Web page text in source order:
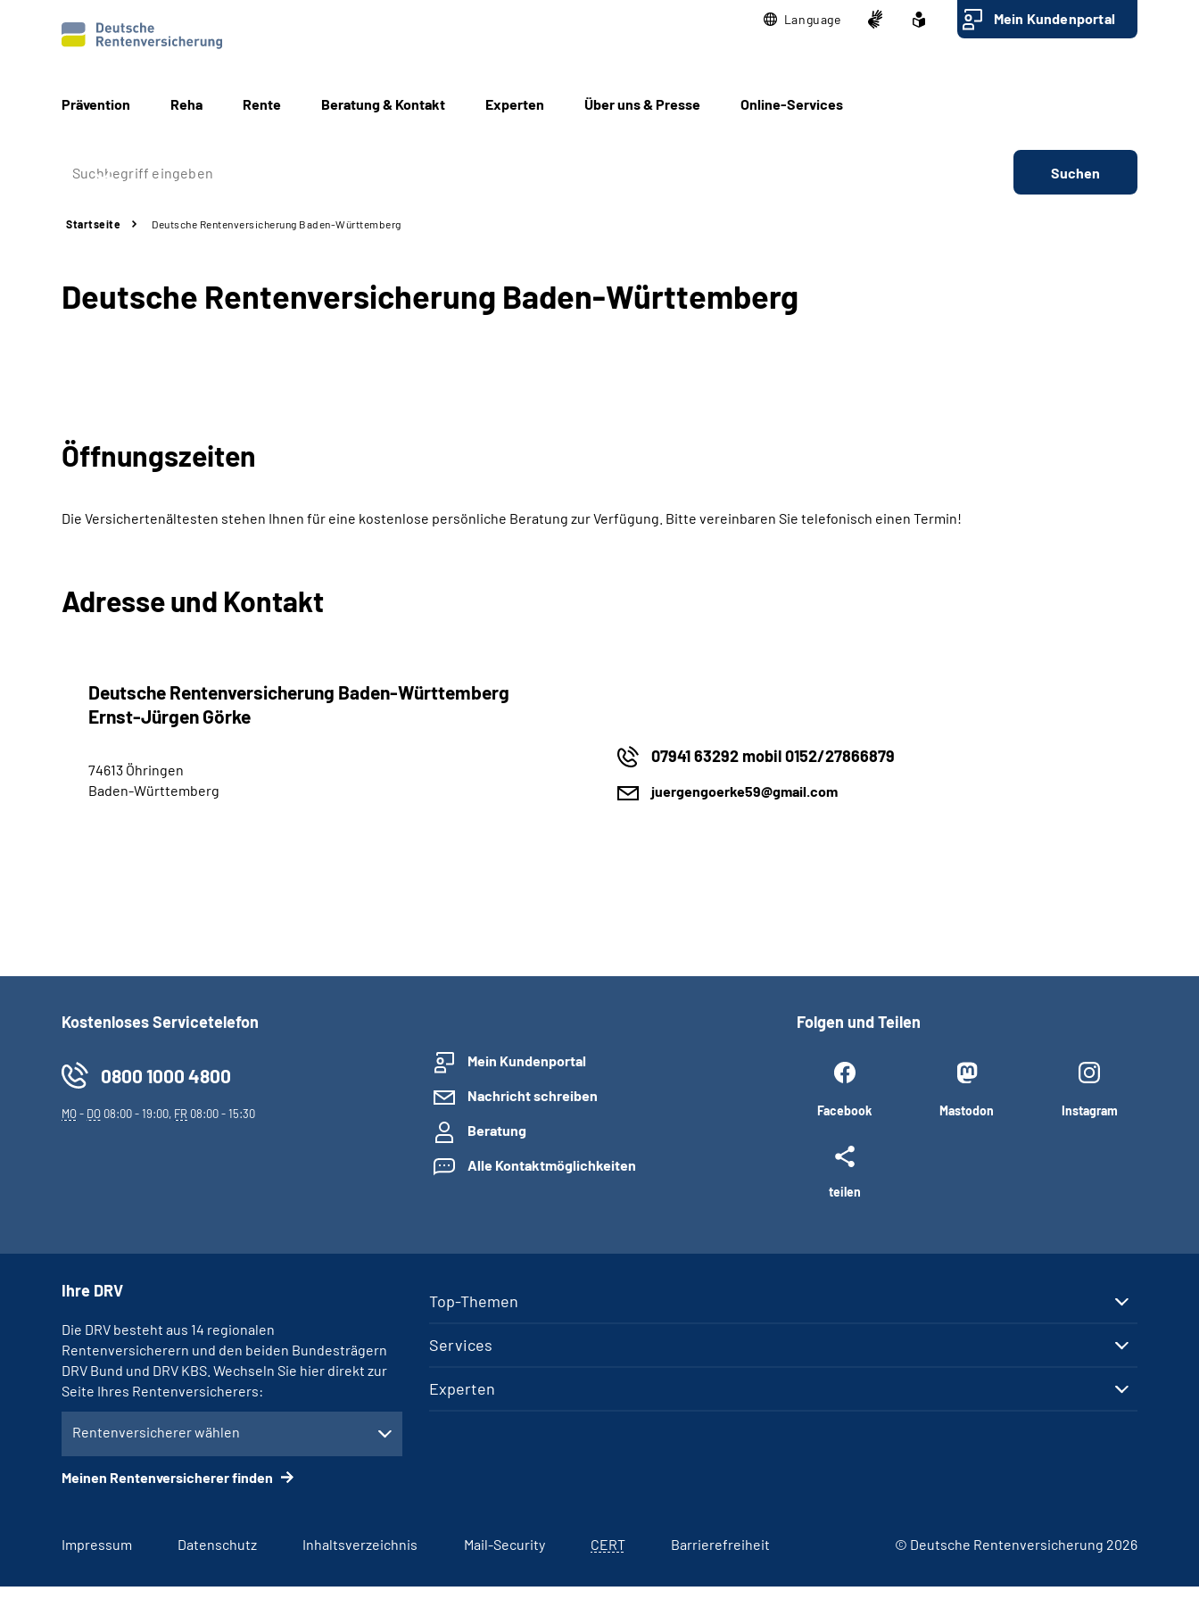
Language Mein Kundenportal
Prävention Reha Rente Beratung & Kontakt Experten Über uns & Presse Online-Services
Suchen
Startseite Deutsche Rentenversicherung Baden-Württemberg
Deutsche Rentenversicherung Baden-Württemberg
Öffnungszeiten
Die Versichertenältesten stehen Ihnen für eine kostenlose persönliche Beratung zur Verfügung. Bitte vereinbaren Sie telefonisch einen Termin!
Adresse und Kontakt
Deutsche Rentenversicherung Baden-Württemberg
Ernst-Jürgen Görke
74613 Öhringen
Baden-Württemberg
07941 63292 mobil 0152/27866879
juergengoerke59@gmail.com
Kostenloses Servicetelefon
0800 1000 4800
MO- DO 08:00 - 19:00, FR 08:00 - 15:30
Mein Kundenportal
Nachricht schreiben
Beratung
Alle Kontaktmöglichkeiten
Folgen und Teilen
Facebook Mastodon Instagram
teilen
Top-Themen
Services
Experten
Ihre DRV
Die DRV besteht aus 14 regionalen
Rentenversicherern und den beiden Bundesträgern
DRV Bund und DRV KBS. Wechseln Sie hier direkt zur
Seite Ihres Rentenversicherers:
Rentenversicherer wählen
Meinen Rentenversicherer finden
Impressum Datenschutz Inhaltsverzeichnis Mail-Security CERT Barrierefreiheit © Deutsche Rentenversicherung 2026